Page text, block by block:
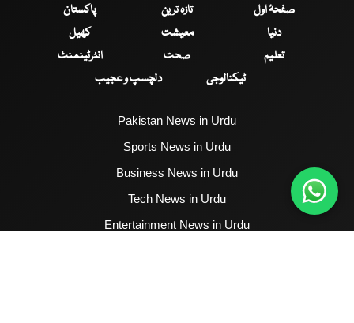
صفحۂ اول تازہ ترین
پاکستان
دنیا
معیشت
کھیل
تعلیم
صحت
انٹرٹینمنٹ
ٹیکنالوجی
دلچسپ و عجیب
Pakistan News in Urdu
Sports News in Urdu
Business News in Urdu
Tech News in Urdu
Entertainment News in Urdu